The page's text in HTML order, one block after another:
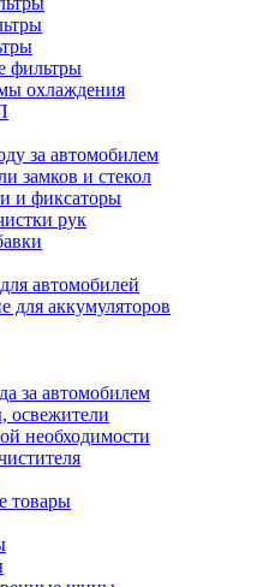
фильтры
охлаждения
за автомобилем
замков и стекол
и фиксаторы
рук
автомобилей
аккумуляторов
за автомобилем
освежители
необходимости
товары